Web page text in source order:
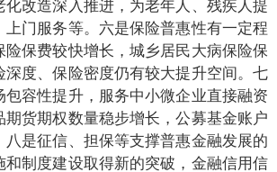
门服务等。六是保险普惠性有一定程
险保费较快增长，城乡居民大病保险保
深度、保险密度仍有较大提升空间。七
容性提升，服务中小微企业直接融资
货期权数量稳步增长，公募基金账户
是征信、担保等支撑普惠金融发展的
制度建设取得新的突破，金融信用信